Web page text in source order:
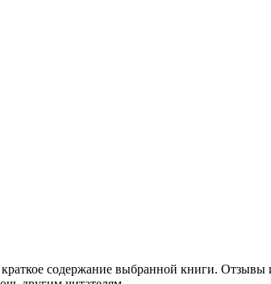
содержание выбранной книги. Отзывы